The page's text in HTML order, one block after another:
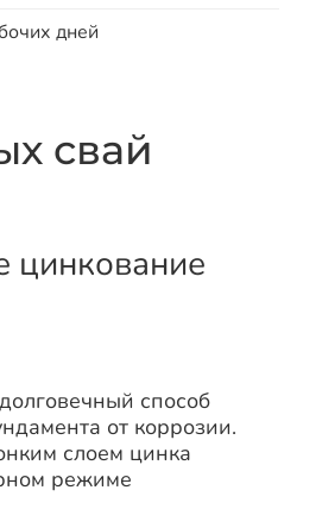
дней
свай
цинкование
способ
от коррозии.
слоем цинка
режиме